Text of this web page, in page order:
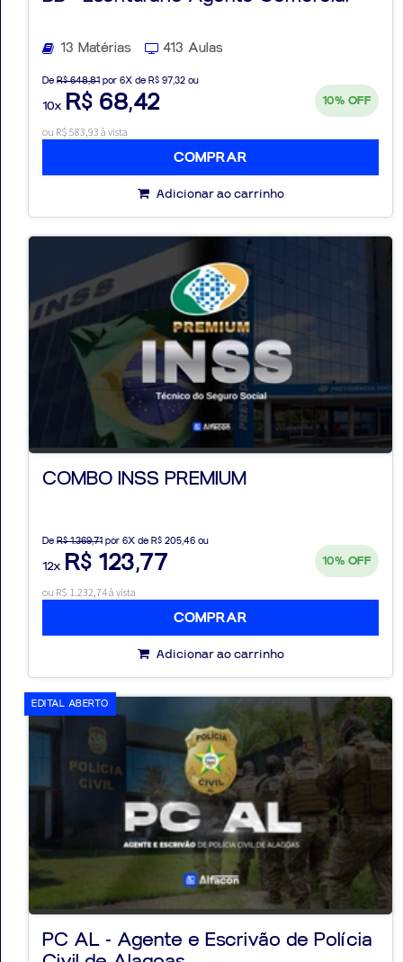
13 Matérias 413 Aulas
De R$ 648,81 por 6X de R$ 97,32 ou
10x R$ 68,42 10% OFF
ou R$ 583,93 à vista
COMPRAR
Adicionar ao carrinho
COMBO INSS PREMIUM
De R$ 1.369,71 por 6X de R$ 205,46 ou
12x R$ 123,77 10% OFF
ou R$ 1.232,74 à vista
COMPRAR
Adicionar ao carrinho
PC AL - Agente e Escrivão de Polícia
EDITAL ABERTO